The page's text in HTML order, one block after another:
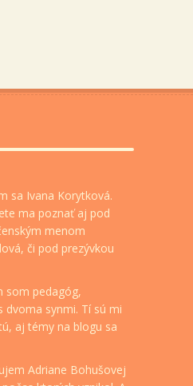
sa Ivana Korytková.
ma poznať aj pod
menom
či pod prezývkou
som pedagóg,
synmi. Tí sú mi
aj témy na blogu sa
Adriane Bohušovej